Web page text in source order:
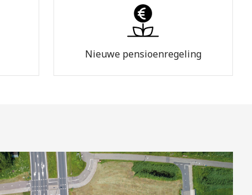
Nieuwe pensioenregeling